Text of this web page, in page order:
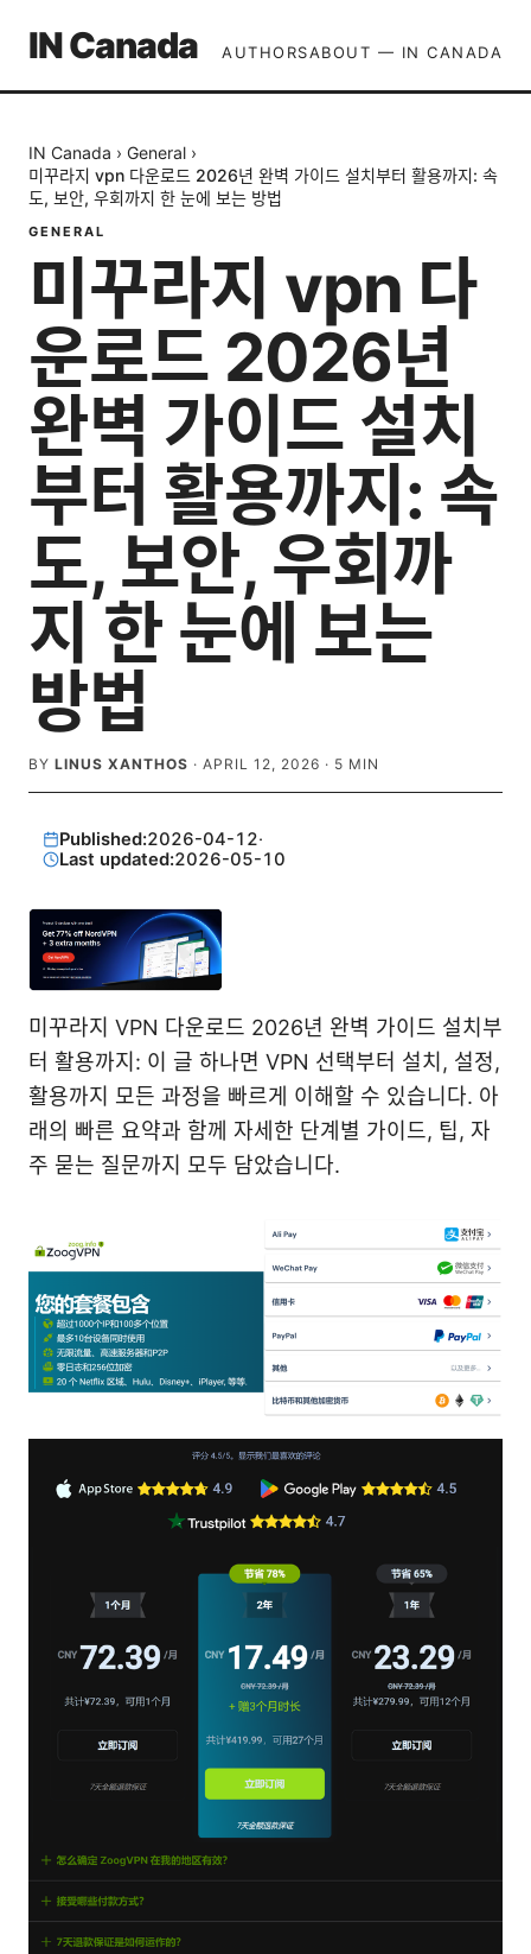
IN Canada AUTHORSABOUT — IN CANADA
IN Canada › General ›
미꾸라지 vpn 다운로드 2026년 완벽 가이드 설치부터 활용까지: 속
도, 보안, 우회까지 한 눈에 보는 방법
GENERAL
미꾸라지 vpn 다
운로드 2026년
완벽 가이드 설치
부터 활용까지: 속
도, 보안, 우회까
지 한 눈에 보는
방법
BY LINUS XANTHOS · APRIL 12, 2026 · 5 MIN
Published:2026-04-12·
Last updated:2026-05-10
미꾸라지 VPN 다운로드 2026년 완벽 가이드 설치부
터 활용까지: 이 글 하나면 VPN 선택부터 설치, 설정,
활용까지 모든 과정을 빠르게 이해할 수 있습니다. 아
래의 빠른 요약과 함께 자세한 단계별 가이드, 팁, 자
주 묻는 질문까지 모두 담았습니다.